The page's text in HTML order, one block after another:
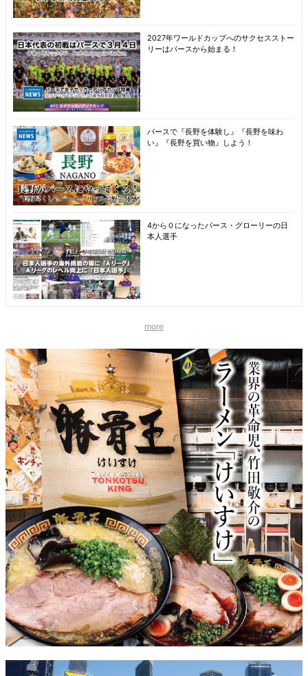
2027年ワールドカップへのサクセスストー
リーはパースから始まる！
パースで『長野を体験し』『長野を味わ
い』『長野を買い物』しよう！
4から０になったパース・グローリーの日
本人選手
more